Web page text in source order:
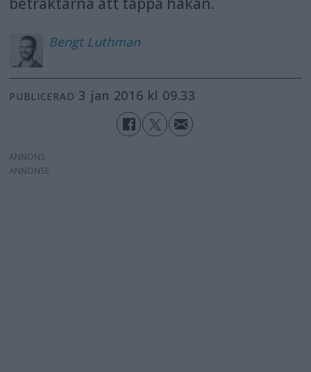
Bengt Luthman
PUBLICERAD 3 jan 2016 kl 09.33
ANNONS